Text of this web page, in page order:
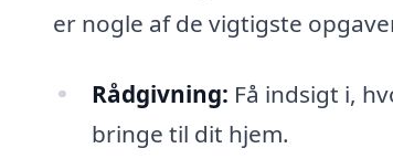
er nogle af de vigtigste
Rådgivning: Få indsigt i,
bringe til dit hjem.